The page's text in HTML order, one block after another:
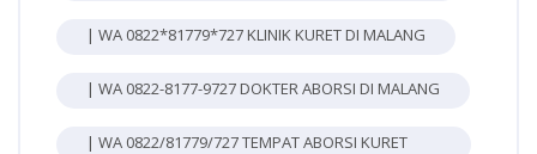
| WA 0822*81779*727 KLINIK KURET DI MALANG
| WA 0822-8177-9727 DOKTER ABORSI DI MALANG
| WA 0822/81779/727 TEMPAT ABORSI KURET